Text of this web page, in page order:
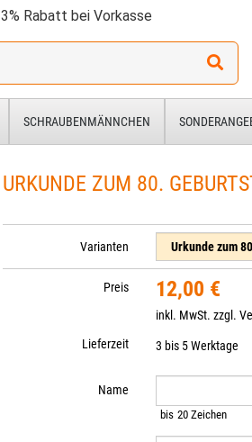
3% Rabatt bei Vorkasse
SCHRAUBENMÄNNCHEN
URKUNDE ZUM 80.
Varianten
Preis 12,00 €
inkl. MwSt. zzgl.
Lieferzeit
3 bis 5 Werktage
Name
bis 20 Zeichen